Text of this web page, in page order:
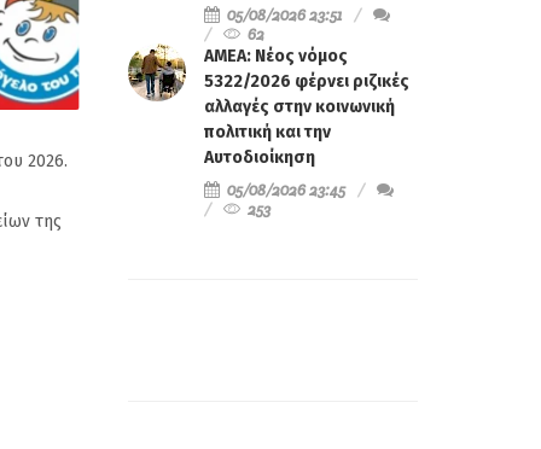
2026.
της
05/08/2026 23:51
62
ΑΜΕΑ: Νέος νόμος
5322/2026 φέρνει ριζικές
αλλαγές στην κοινωνική
πολιτική και την
Αυτοδιοίκηση
05/08/2026 23:45
253